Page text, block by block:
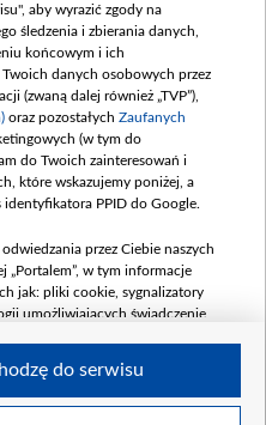
październik 350
PLN
GRUDZIEŃ 2025
mln)
000,00 PLN
LUTY 2026 (wpłata
180 mln, 8
000,00 PLN
aby wyrazić zgody na
śledzenia i zbierania danych,
końcowym i ich
danych osobowych przez
(zwaną dalej również „TVP”),
oraz pozostałych Zaufanych
(w tym do
do Twoich zainteresowań i
które wskazujemy poniżej, a
identyfikatora PPID do Google.
przez Ciebie naszych
„Portalem”, w tym informacje
jak: pliki cookie, sygnalizatory
umożliwiających świadczenie
do serwisu